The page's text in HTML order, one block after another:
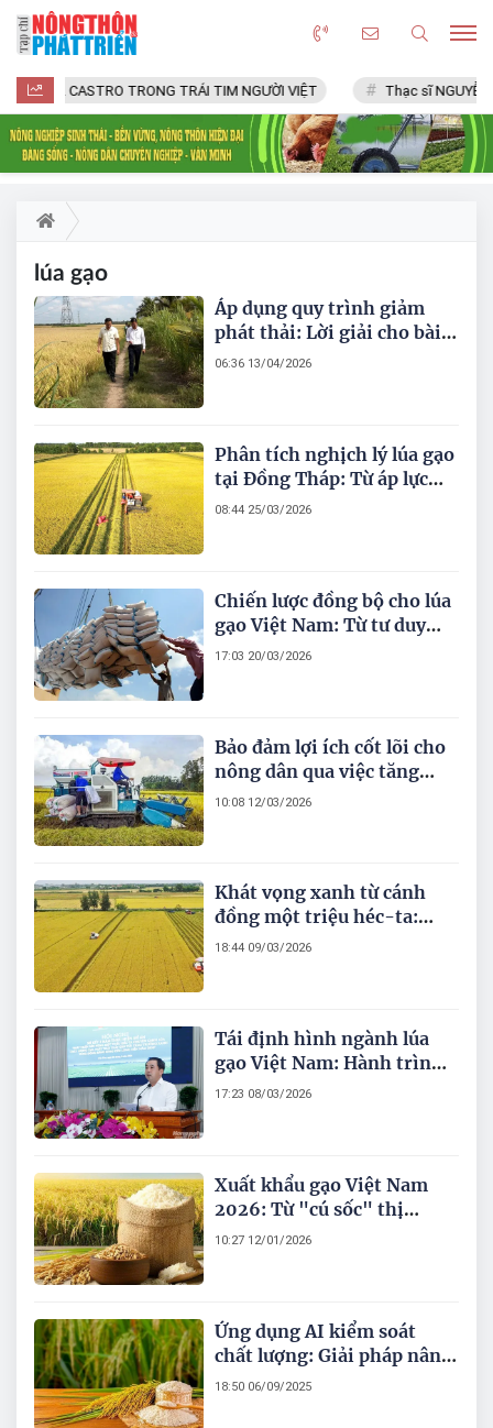
FIDEL CASTRO TRONG TRÁI TIM NGƯỜI VIỆT Thạc sĩ NGUYỄN
lúa gạo
Áp dụng quy trình giảm
phát thải: Lời giải cho bài
toán kinh phí của nông dân
06:36 13/04/2026
Phân tích nghịch lý lúa gạo
tại Đồng Tháp: Từ áp lực
thị trường đến yêu cầu tái
08:44 25/03/2026
Chiến lược đồng bộ cho lúa
gạo Việt Nam: Từ tư duy
sản lượng đến giá trị
17:03 20/03/2026
Bảo đảm lợi ích cốt lõi cho
nông dân qua việc tăng
cường thu mua lúa gạo
10:08 12/03/2026
Khát vọng xanh từ cánh
đồng một triệu héc-ta:
Hành trình tái định nghĩa
18:44 09/03/2026
Tái định hình ngành lúa
gạo Việt Nam: Hành trình
xanh hóa và khát vọng
17:23 08/03/2026
Xuất khẩu gạo Việt Nam
2026: Từ "cú sốc" thị
trường đến cuộc cách mạng
10:27 12/01/2026
Ứng dụng AI kiểm soát
chất lượng: Giải pháp nâng
cao vị thế giống lúa Việt
18:50 06/09/2025